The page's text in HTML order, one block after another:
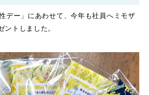
デー」にあわせて、今年も社員へミモザ
ントしました。